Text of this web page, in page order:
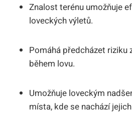
Znalost terénu umožňuje
loveckých výletů.
Pomáhá předcházet riziku
během lovu.
Umožňuje loveckým
místa, kde se nachází